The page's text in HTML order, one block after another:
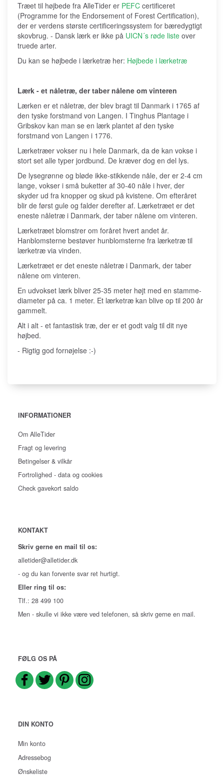
Træet til højbede fra AlleTider er PEFC certificeret
(Programme for the Endorsement of Forest Certification),
der er verdens største certificeringssystem for bæredygtigt
skovbrug. - Dansk lærk er ikke på UICN´s røde liste over
truede arter.
Du kan se højbede i lærketræ her: Højbede i lærketræ
Lærk - et nåletræ, der taber nålene om vinteren
Lærken er et nåletræ, der blev bragt til Danmark i 1765 af
den tyske forstmand von Langen. I Tinghus Plantage i
Gribskov kan man se en lærk plantet af den tyske
forstmand von Langen i 1776.
Lærketræer vokser nu i hele Danmark, da de kan vokse i
stort set alle typer jordbund. De kræver dog en del lys.
De lysegrønne og bløde ikke-stikkende nåle, der er 2-4 cm
lange, vokser i små buketter af 30-40 nåle i hver, der
skyder ud fra knopper og skud på kvistene. Om efteråret
blir de først gule og falder derefter af. Lærketræet er det
eneste nåletræ i Danmark, der taber nålene om vinteren.
Lærketræet blomstrer om foråret hvert andet år.
Hanblomsterne bestøver hunblomsterne fra lærketræ til
lærketræ via vinden.
Lærketræet er det eneste nåletræ i Danmark, der taber
nålene om vinteren.
En udvokset lærk bliver 25-35 meter højt med en stamme-
diameter på ca. 1 meter. Et lærketræ kan blive op til 200 år
gammelt.
Alt i alt - et fantastisk træ, der er et godt valg til dit nye
højbed.
- Rigtig god fornøjelse :-)
INFORMATIONER
Om AlleTider
Fragt og levering
Betingelser & vilkår
Fortrolighed - data og cookies
Check gavekort saldo
KONTAKT
Skriv gerne en mail til os:
alletider@alletider.dk
- og du kan forvente svar ret hurtigt.
Eller ring til os:
Tlf.: 28 499 100
Men - skulle vi ikke være ved telefonen, så skriv gerne en mail.
FØLG OS PÅ
DIN KONTO
Min konto
Adressebog
Ønskeliste